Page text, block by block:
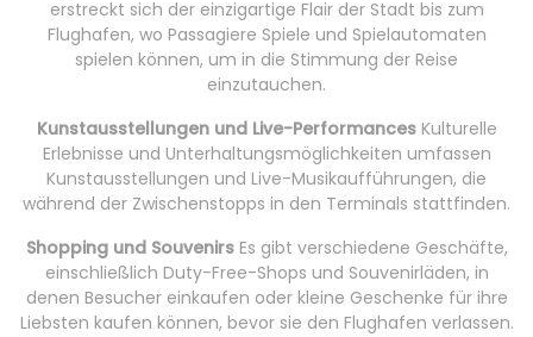
erstreckt sich der einzigartige Flair der Stadt bis zum
Flughafen, wo Passagiere Spiele und Spielautomaten
spielen können, um in die Stimmung der Reise
einzutauchen.
Kunstausstellungen und Live-PerformancesKulturelle
Erlebnisse und Unterhaltungsmöglichkeiten umfassen
Kunstausstellungen und Live-Musikaufführungen, die
während der Zwischenstopps in den Terminals stattfinden.
Shopping und SouvenirsEs gibt verschiedene Geschäfte,
einschließlich Duty-Free-Shops und Souvenirläden, in
denen Besucher einkaufen oder kleine Geschenke für ihre
Liebsten kaufen können, bevor sie den Flughafen verlassen.